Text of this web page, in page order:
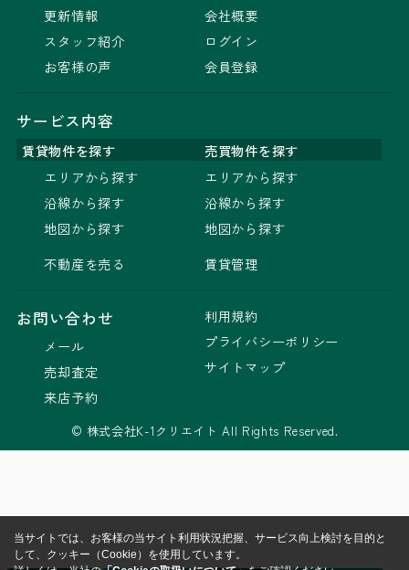
更新情報
スタッフ紹介
お客様の声
会社概要
ログイン
会員登録
サービス内容
賃貸物件を探す
売買物件を探す
エリアから探す
沿線から探す
地図から探す
不動産を売る
エリアから探す
沿線から探す
地図から探す
賃貸管理
お問い合わせ
メール
売却査定
来店予約
利用規約
プライバシーポリシー
サイトマップ
© 株式会社K-1クリエイト All Rights Reserved.
当サイトでは、お客様の当サイト利用状況把握、サービス向上検討を目的と
して、クッキー（Cookie）を使用しています。